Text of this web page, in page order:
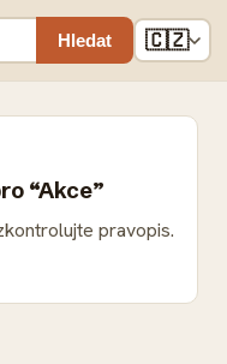
Hledat 🇨🇿
“Akce”
pravopis.